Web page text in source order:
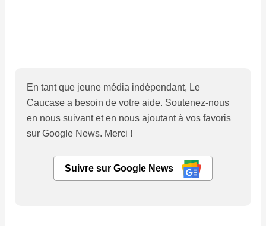
En tant que jeune média indépendant, Le
Caucase a besoin de votre aide. Soutenez-nous
en nous suivant et en nous ajoutant à vos favoris
sur Google News. Merci !
Suivre sur Google News